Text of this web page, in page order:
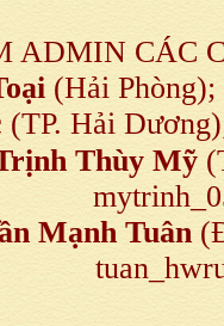
ADMIN CÁC
(Hải
(TP. Hải
Thùy Mỹ
Mạnh Tuân